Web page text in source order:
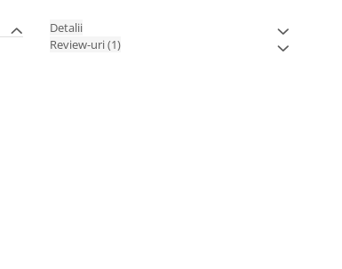
Detalii
Review-uri(1)